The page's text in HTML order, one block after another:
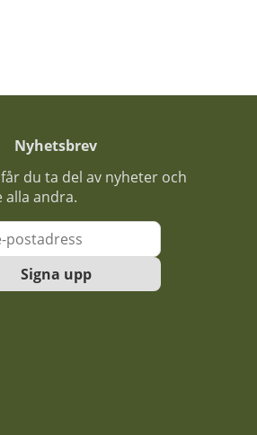
Nyhetsbrev
du ta del av nyheter och
andra.
Signa upp